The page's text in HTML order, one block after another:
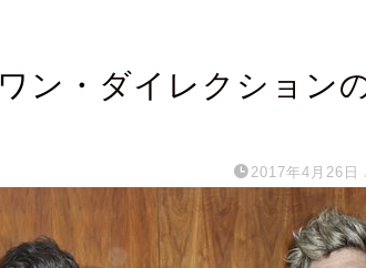
ン・ダイレクション
2017年4月26日